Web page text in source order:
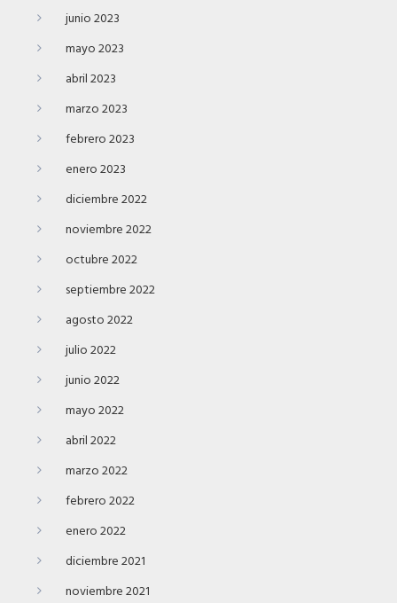
junio 2023
mayo 2023
abril 2023
marzo 2023
febrero 2023
enero 2023
diciembre 2022
noviembre 2022
octubre 2022
septiembre 2022
agosto 2022
julio 2022
junio 2022
mayo 2022
abril 2022
marzo 2022
febrero 2022
enero 2022
diciembre 2021
noviembre 2021